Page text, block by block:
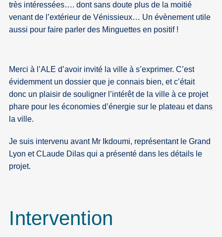
très intéressées…. dont sans doute plus de la moitié
venant de l’extérieur de Vénissieux… Un évènement utile
aussi pour faire parler des Minguettes en positif !
Merci à l’ALE d’avoir invité la ville à s’exprimer. C’est
évidemment un dossier que je connais bien, et c’était
donc un plaisir de souligner l’intérêt de la ville à ce projet
phare pour les économies d’énergie sur le plateau et dans
la ville.
Je suis intervenu avant Mr Ikdoumi, représentant le Grand
Lyon et CLaude Dilas qui a présenté dans les détails le
projet.
Intervention